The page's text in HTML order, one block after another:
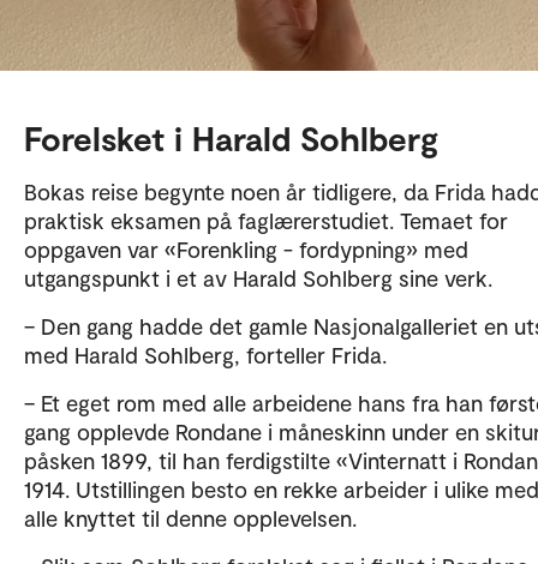
Forelsket i Harald Sohlberg
Bokas reise begynte noen år tidligere, da Frida
praktisk eksamen på faglærerstudiet. Temaet for
oppgaven var «Forenkling - fordypning» med
utgangspunkt i et av Harald Sohlberg sine verk.
– Den gang hadde det gamle Nasjonalgalleriet en
med Harald Sohlberg, forteller Frida.
– Et eget rom med alle arbeidene hans fra han
gang opplevde Rondane i måneskinn under en
påsken 1899, til han ferdigstilte «Vinternatt i
1914. Utstillingen besto en rekke arbeider i ulike
alle knyttet til denne opplevelsen.